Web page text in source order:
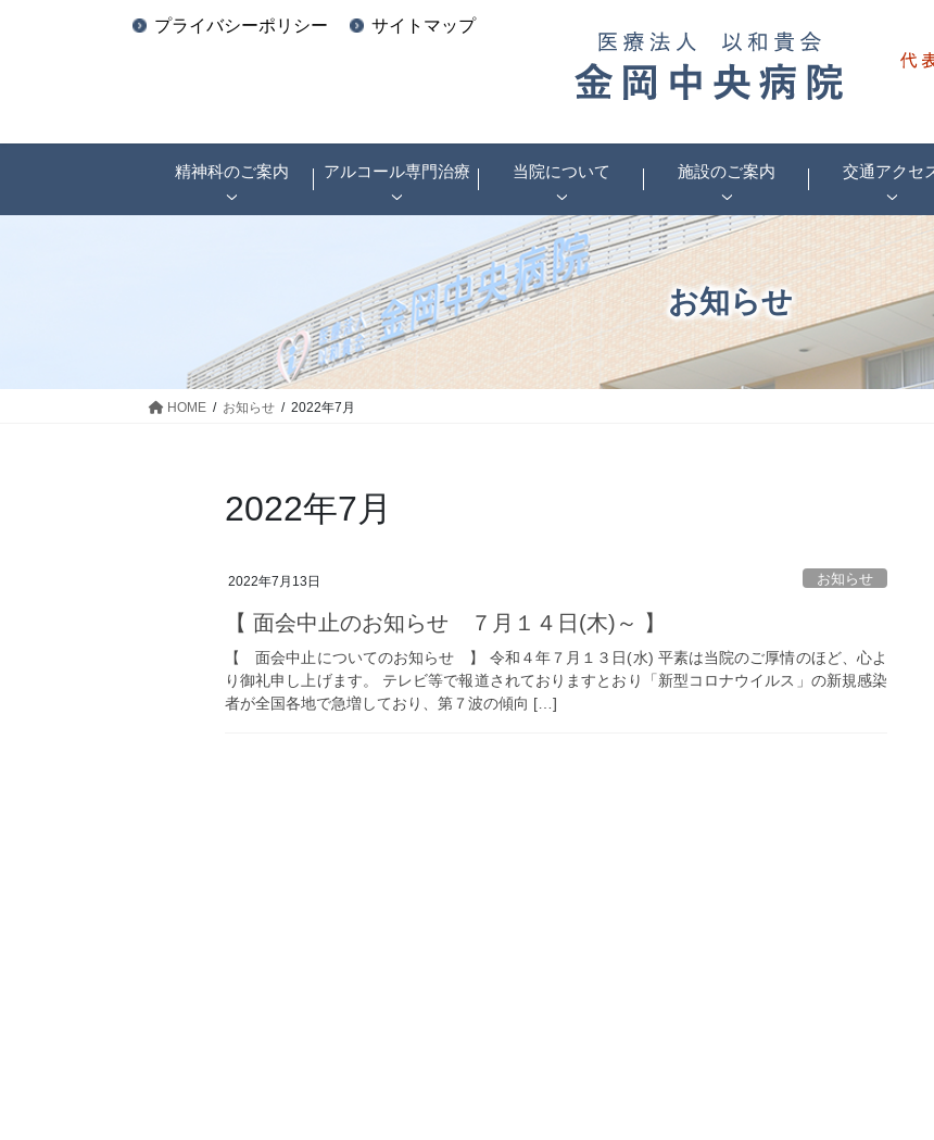
プライバシーポリシー サイトマップ
精神科のご案内 アルコール専門治療 当院について 施設のご案内 交通アクセ
お知らせ
HOME お知らせ 2022年7月
2022年7月
2022年7月13日 お知らせ
【 面会中止のお知らせ ７月１４日(木)～ 】
【 面会中止についてのお知らせ 】 令和４年７月１３日(水) 平素は当院のご厚情のほど、心よ
り御礼申し上げます。 テレビ等で報道されておりますとおり「新型コロナウイルス」の新規感染
者が全国各地で急増しており、第７波の傾向 […]